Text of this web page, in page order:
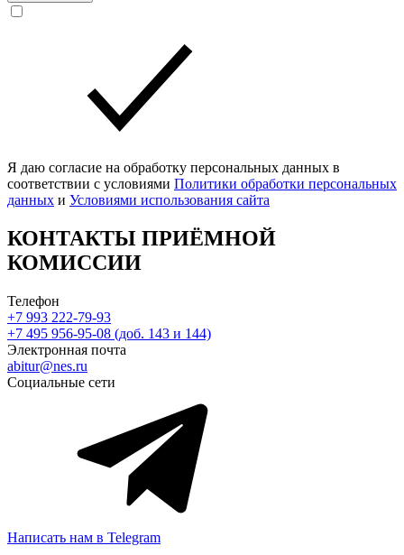
Я даю согласие на обработку персональных данных в
соответствии с условиями Политики обработки персональных
данных и Условиями использования сайта
КОНТАКТЫ ПРИЁМНОЙ
КОМИССИИ
Телефон
+7 993 222-79-93
+7 495 956-95-08 (доб. 143 и 144)
Электронная почта
abitur@nes.ru
Социальные сети
Написать нам в Telegram